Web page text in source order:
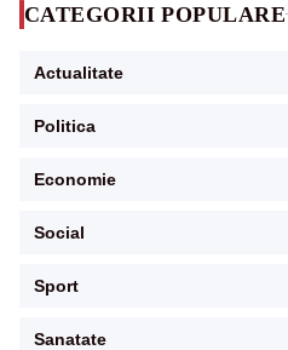
CATEGORII POPULARE
Actualitate
Politica
Economie
Social
Sport
Sanatate